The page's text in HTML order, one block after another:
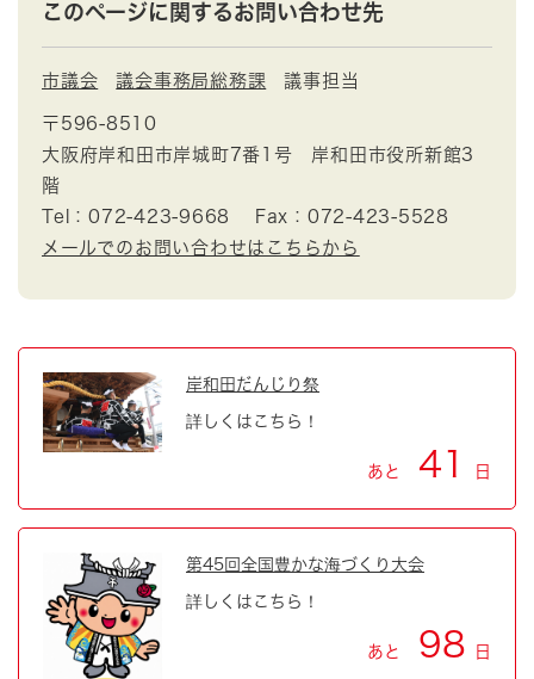
このページに関するお問い合わせ先
市議会 議会事務局総務課 議事担当
〒596-8510
大阪府岸和田市岸城町7番1号 岸和田市役所新館3
階
Tel：072-423-9668
Fax：072-423-5528
メールでのお問い合わせはこちらから
岸和田だんじり祭
詳しくはこちら！
あと 41 日
第45回全国豊かな海づくり大会
詳しくはこちら！
あと 98 日